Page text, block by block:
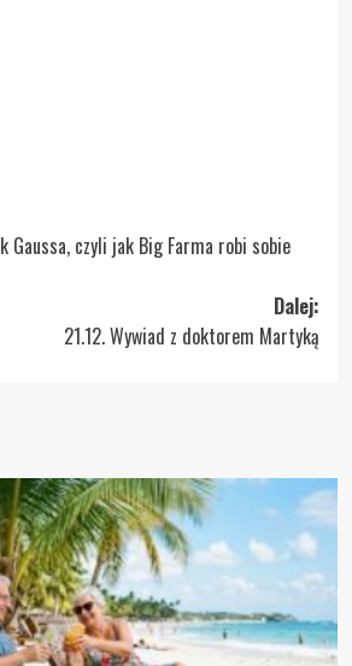
Gaussa, czyli jak Big Farma robi sobie
Dalej:
21.12. Wywiad z doktorem Martyką